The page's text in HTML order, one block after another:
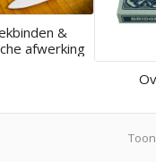
&
afwerking
Toon